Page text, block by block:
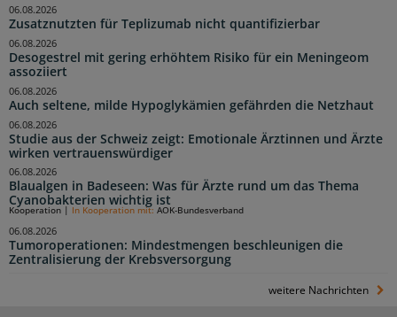
Zusatznutzten für Teplizumab nicht quantifizierbar
06.08.2026
Desogestrel mit gering erhöhtem Risiko für ein Meningeom
assoziiert
06.08.2026
Auch seltene, milde Hypoglykämien gefährden die Netzhaut
06.08.2026
Studie aus der Schweiz zeigt: Emotionale Ärztinnen und Ärzte
wirken vertrauenswürdiger
06.08.2026
Blaualgen in Badeseen: Was für Ärzte rund um das Thema
Cyanobakterien wichtig ist
06.08.2026
Tumoroperationen: Mindestmengen beschleunigen die
Zentralisierung der Krebsversorgung
Kooperation In Kooperation mit: AOK-Bundesverband
06.08.2026
weitere Nachrichten